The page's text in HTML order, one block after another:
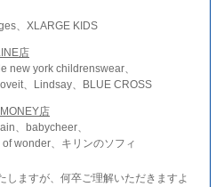
、XLARGE KIDS
店
new york childrenswear、
、Lindsay、BLUE CROSS
店
、babycheer、
wonder、キリンのソフィ
しますが、何卒ご理解いただきますよ